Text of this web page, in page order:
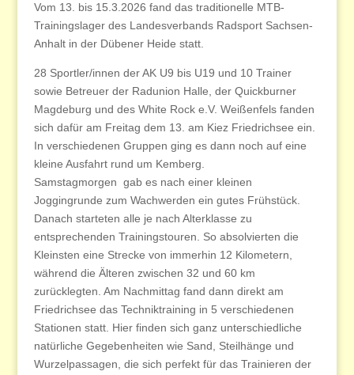
Vom 13. bis 15.3.2026 fand das traditionelle MTB-
Trainingslager des Landesverbands Radsport Sachsen-
Anhalt in der Dübener Heide statt.
28 Sportler/innen der AK U9 bis U19 und 10 Trainer
sowie Betreuer der Radunion Halle, der Quickburner
Magdeburg und des White Rock e.V. Weißenfels fanden
sich dafür am Freitag dem 13. am Kiez Friedrichsee ein.
In verschiedenen Gruppen ging es dann noch auf eine
kleine Ausfahrt rund um Kemberg.
Samstagmorgen gab es nach einer kleinen
Joggingrunde zum Wachwerden ein gutes Frühstück.
Danach starteten alle je nach Alterklasse zu
entsprechenden Trainingstouren. So absolvierten die
Kleinsten eine Strecke von immerhin 12 Kilometern,
während die Älteren zwischen 32 und 60 km
zurücklegten. Am Nachmittag fand dann direkt am
Friedrichsee das Techniktraining in 5 verschiedenen
Stationen statt. Hier finden sich ganz unterschiedliche
natürliche Gegebenheiten wie Sand, Steilhänge und
Wurzelpassagen, die sich perfekt für das Trainieren der